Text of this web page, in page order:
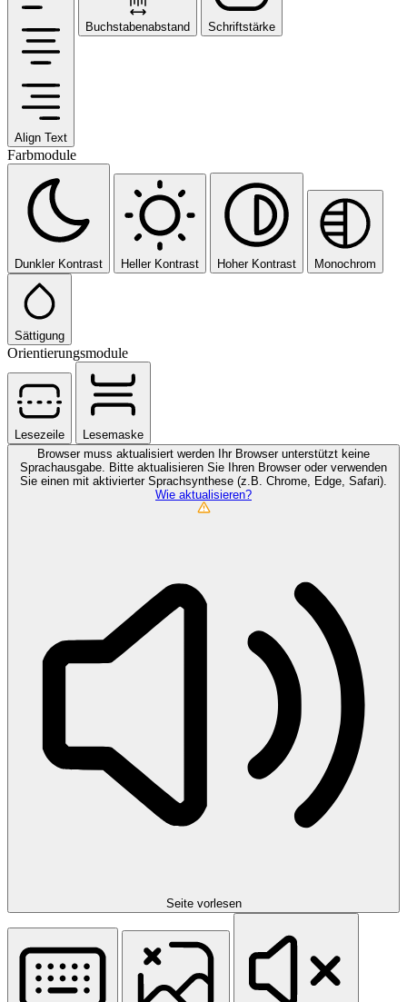
Align Text
Buchstabenabstand Schriftstärke
Farbmodule
Dunkler Kontrast Heller Kontrast Hoher Kontrast Monochrom
Sättigung
Orientierungsmodule
Lesezeile
Lesemaske
Browser muss aktualisiert werden
Ihr Browser unterstützt keine
Sprachausgabe. Bitte aktualisieren Sie Ihren Browser oder verwenden
Sie einen mit aktivierter Sprachsynthese (z.B. Chrome, Edge, Safari).
Wie aktualisieren?
Seite vorlesen